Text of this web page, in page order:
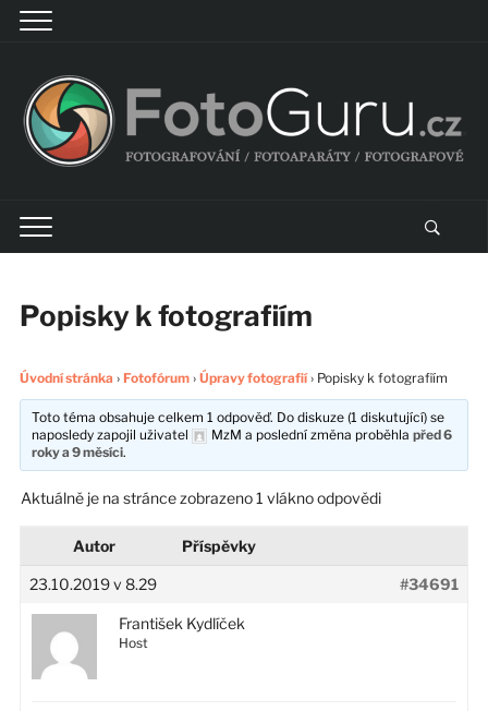
Popisky k fotografiím
Úvodní stránka › Fotofórum › Úpravy fotografií › Popisky k fotografiím
Toto téma obsahuje celkem 1 odpověď. Do diskuze (1 diskutující) se
naposledy zapojil uživatel
MzM a poslední změna proběhlapřed 6
roky a 9 měsíci.
Aktuálně je na stránce zobrazeno 1 vlákno odpovědi
Autor Příspěvky
23.10.2019 v 8.29 #34691
František Kydlíček
Host